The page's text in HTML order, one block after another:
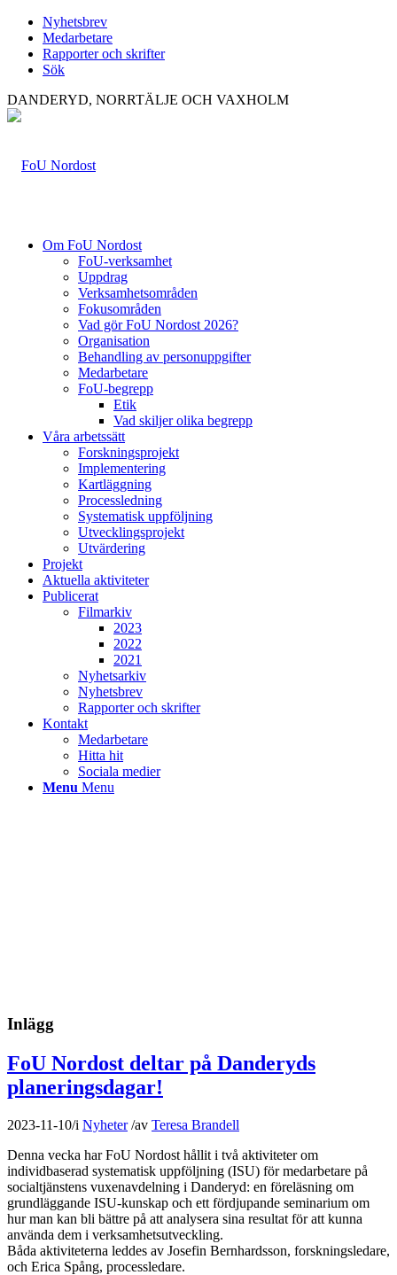
Nyhetsbrev
Medarbetare
Rapporter och skrifter
Sök
DANDERYD, NORRTÄLJE OCH VAXHOLM
Om FoU Nordost
FoU-verksamhet
Uppdrag
Verksamhetsområden
Fokusområden
Vad gör FoU Nordost 2026?
Organisation
Behandling av personuppgifter
Medarbetare
FoU-begrepp
Etik
Vad skiljer olika begrepp
Våra arbetssätt
Forskningsprojekt
Implementering
Kartläggning
Processledning
Systematisk uppföljning
Utvecklingsprojekt
Utvärdering
Projekt
Aktuella aktiviteter
Publicerat
Filmarkiv
2023
2022
2021
Nyhetsarkiv
Nyhetsbrev
Rapporter och skrifter
Kontakt
Medarbetare
Hitta hit
Sociala medier
Menu Menu
Inlägg
FoU Nordost deltar på Danderyds
planeringsdagar!
2023-11-10/i Nyheter /av Teresa Brandell
Denna vecka har FoU Nordost hållit i två aktiviteter om
individbaserad systematisk uppföljning (ISU) för medarbetare på
socialtjänstens vuxenavdelning i Danderyd: en föreläsning om
grundläggande ISU-kunskap och ett fördjupande seminarium om
hur man kan bli bättre på att analysera sina resultat för att kunna
använda dem i verksamhetsutveckling.
Båda aktiviteterna leddes av Josefin Bernhardsson, forskningsledare,
och Erica Spång, processledare.